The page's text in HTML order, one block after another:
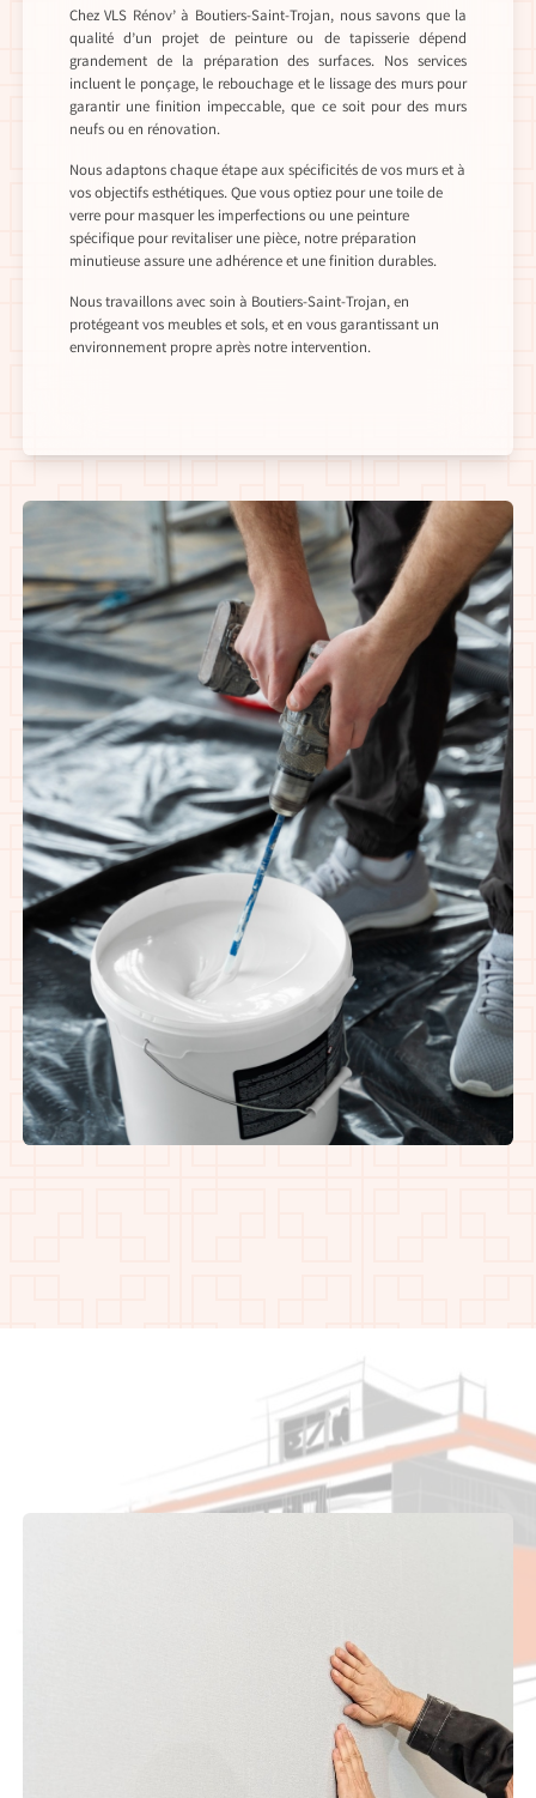
Chez VLS Rénov’ à Boutiers-Saint-Trojan, nous savons que la
qualité d’un projet de peinture ou de tapisserie dépend
grandement de la préparation des surfaces. Nos services
incluent le ponçage, le rebouchage et le lissage des murs pour
garantir une finition impeccable, que ce soit pour des murs
neufs ou en rénovation.
Nous adaptons chaque étape aux spécificités de vos murs et à
vos objectifs esthétiques. Que vous optiez pour une toile de
verre pour masquer les imperfections ou une peinture
spécifique pour revitaliser une pièce, notre préparation
minutieuse assure une adhérence et une finition durables.
Nous travaillons avec soin à Boutiers-Saint-Trojan, en
protégeant vos meubles et sols, et en vous garantissant un
environnement propre après notre intervention.